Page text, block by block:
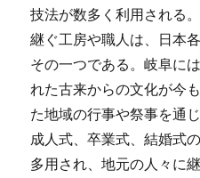
技法が数多く利用される
継ぐ工房や職人は、日本
その一つである。岐阜に
れた古来からの文化が今
た地域の行事や祭事を通
成人式、卒業式、結婚式
多用され、地元の人々に